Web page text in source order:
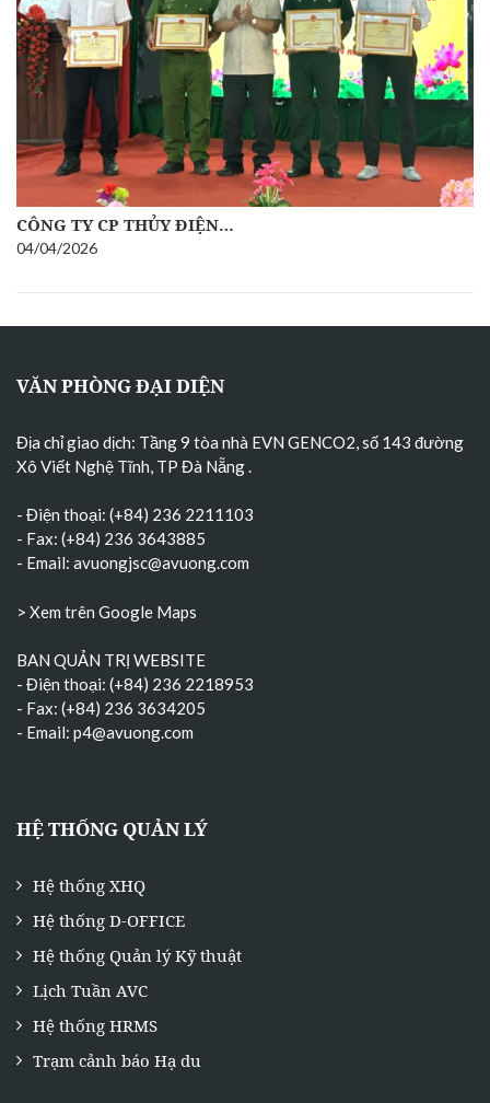
CÔNG TY CP THỦY ĐIỆN…
04/04/2026
VĂN PHÒNG ĐẠI DIỆN
Địa chỉ giao dịch: Tầng 9 tòa nhà EVN GENCO2, số 143 đường
Xô Viết Nghệ Tĩnh, TP Đà Nẵng.
- Điện thoại: (+84) 236 2211103
- Fax: (+84) 236 3643885
- Email: avuongjsc@avuong.com
> Xem trên Google Maps
BAN QUẢN TRỊ WEBSITE
- Điện thoại: (+84) 236 2218953
- Fax: (+84) 236 3634205
- Email: p4@avuong.com
HỆ THỐNG QUẢN LÝ
Hệ thống XHQ
Hệ thống D-OFFICE
Hệ thống Quản lý Kỹ thuật
Lịch Tuần AVC
Hệ thống HRMS
Trạm cảnh báo Hạ du